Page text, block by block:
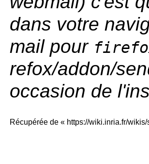
dans votre
mail pour
occasion de
Récupérée de « https://wiki.inria.fr/